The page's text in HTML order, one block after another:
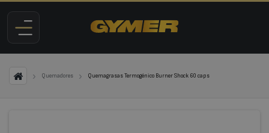
Quemadores Quemagrasas Termogénico Burner Shock 60 caps